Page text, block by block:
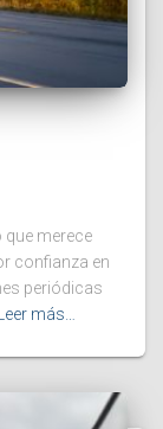
que merece
confianza en
periódicas
Leer más…